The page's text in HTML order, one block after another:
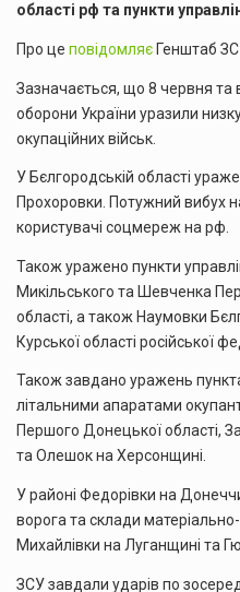
області рф та пункти
Про це повідомляє Генштаб
Зазначається, що 8 червня та
оборони України уразили низку
окупаційних військ.
У Бєлгородській області
Прохоровки. Потужний вибух
користувачі соцмереж на рф.
Також уражено пункти
Микільського та Шевченка
області, а також Наумовки
Курської області російської
Також завдано уражень
літальними апаратами
Першого Донецької області,
та Олешок на Херсонщині.
У районі Федорівки на
ворога та склади
Михайлівки на Луганщині та
ЗСУ завдали ударів по